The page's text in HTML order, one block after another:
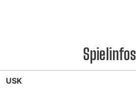
Spielinfos
USK